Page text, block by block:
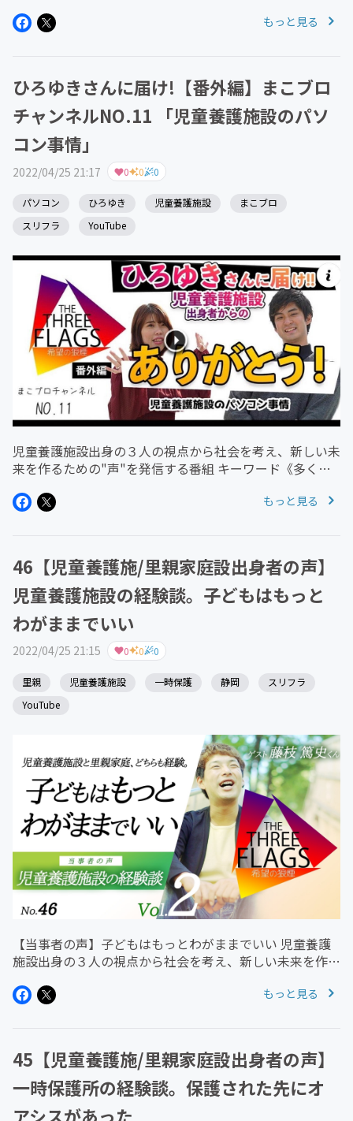
らうこと》《支援の情報が必要な人に届くこと》番組の目
もっと見る
ひろゆきさんに届け!【番外編】まこブロ
チャンネルNO.11 「児童養護施設のパソ
コン事情」
2022/04/25 21:17 0 0 0
パソコン ひろゆき 児童養護施設
まこブロ
スリフラ
YouTube
児童養護施設出身の３人の視点から社会を考え、新しい未
来を作るための"声"を発信する番組 キーワード《多くの
と》 番組の目的 1 社会的養護（保護されるべき状況にも
もっと見る
46【児童養護施/里親家庭設出身者の声】
児童養護施設の経験談。子どもはもっと
わがままでいい
2022/04/25 21:15 0 0 0
里親 児童養護施設 一時保護 静岡
スリフラ
YouTube
【当事者の声】子どもはもっとわがままでいい 児童養護
施設出身の３人の視点から社会を考え、新しい未来を作る
てもらうこと》《支援の情報が必要な人に届くこと》 番
もっと見る
45【児童養護施/里親家庭設出身者の声】
一時保護所の経験談。保護された先にオ
アシスがあった